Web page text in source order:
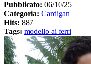
Pubblicato: 06/10/25
Categoria: Cardigan
Hits: 887
Tags: modello ai ferri